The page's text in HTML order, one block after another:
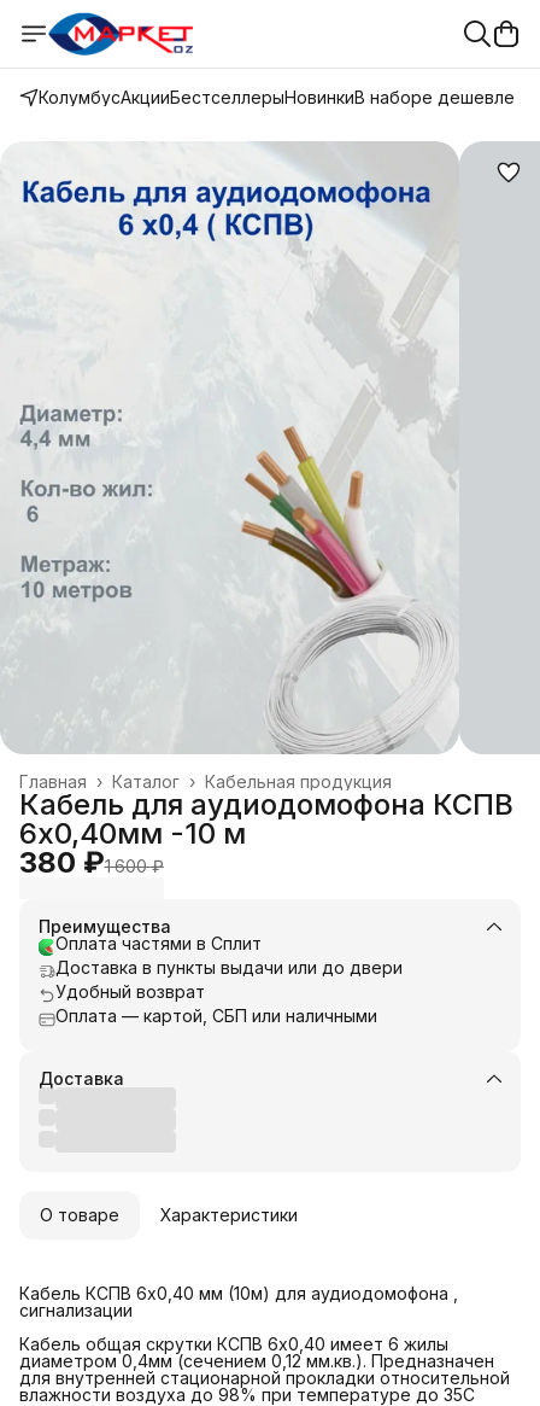
КолумбусАкцииБестселлерыНовинкиВ наборе дешевле
Кабельная продукция
Каталог ›
Главная ›
Кабель для аудиодомофона КСПВ
6х0,40мм -10 м
380 ₽1 600 ₽
Преимущества
Оплата частями в Сплит
Доставка в пункты выдачи или до двери
Удобный возврат
Оплата — картой, СБП или наличными
Доставка
О товаре Характеристики
Кабель КСПВ 6х0,40 мм (10м) для аудиодомофона ,
сигнализации
Кабель общая скрутки КСПВ 6х0,40 имеет 6 жилы
диаметром 0,4мм (сечением 0,12 мм.кв.). Предназначен
для внутренней стационарной прокладки относительной
влажности воздуха до 98% при температуре до 35С